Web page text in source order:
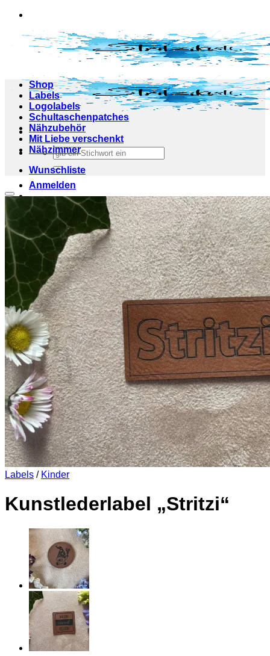
Zum
springen
Suchen
nach:
Anmelden
Warenkorb / 0,00€ 0
Es befinden sich keine Produkte im Warenkorb.
Zurück zum Shop
0
Warenkorb
Es befinden sich keine Produkte im Warenkorb.
Zurück zum Shop
Shop
Labels
Logolabels
Schultaschenpatches
Nähzubehör
Mit Liebe verschenkt
Nähzimmer
Wunschliste
Add to wishlist
Labels / Kinder
Kunstlederlabel „Stritzi“